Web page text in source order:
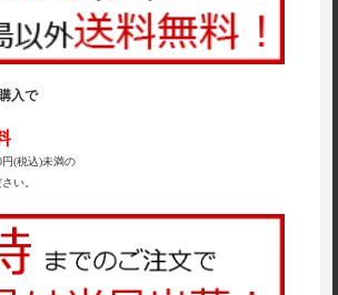
入で
(税込)未満の
い。